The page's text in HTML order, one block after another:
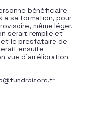
bénéficiaire
à sa formation, pour
même léger,
serait remplie et
et le prestataire de
ensuite
vue d’amélioration
du fundraising en